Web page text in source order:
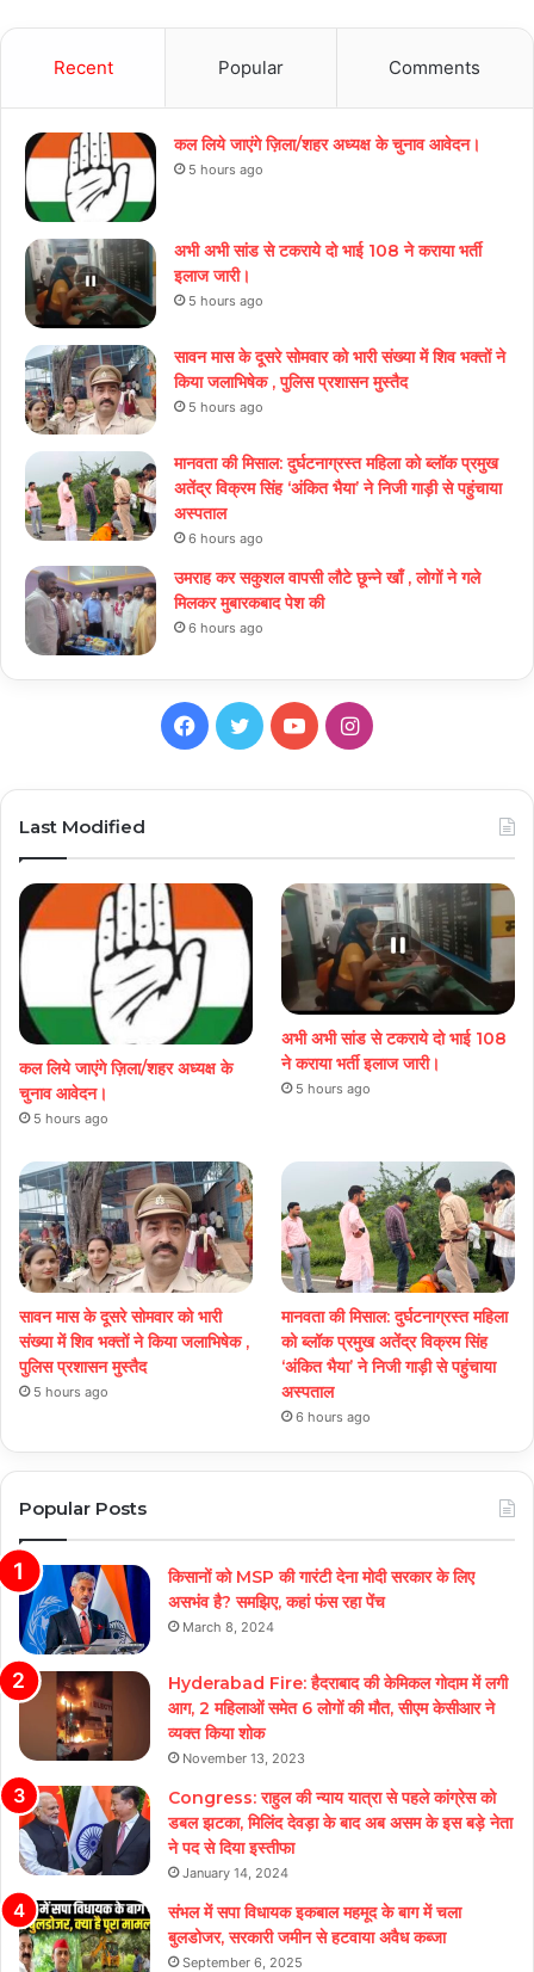
Recent Popular Comments
कल लिये जाएंगे ज़िला/शहर अध्यक्ष के चुनाव आवेदन।
5 hours ago
अभी अभी सांड से टकराये दो भाई 108 ने कराया भर्ती
इलाज जारी।
5 hours ago
सावन मास के दूसरे सोमवार को भारी संख्या में शिव भक्तों ने
किया जलाभिषेक , पुलिस प्रशासन मुस्तैद
5 hours ago
मानवता की मिसाल: दुर्घटनाग्रस्त महिला को ब्लॉक प्रमुख
अतेंद्र विक्रम सिंह ‘अंकित भैया’ ने निजी गाड़ी से पहुंचाया
अस्पताल
6 hours ago
उमराह कर सकुशल वापसी लौटे छून्ने खाँ , लोगों ने गले
मिलकर मुबारकबाद पेश की
6 hours ago
Facebook
TwitterYouTubeInstagram
Last Modified
कल लिये जाएंगे ज़िला/शहर अध्यक्ष के
चुनाव आवेदन।
5 hours ago
अभी अभी सांड से टकराये दो भाई 108
ने कराया भर्ती इलाज जारी।
5 hours ago
सावन मास के दूसरे सोमवार को भारी
संख्या में शिव भक्तों ने किया जलाभिषेक ,
पुलिस प्रशासन मुस्तैद
5 hours ago
मानवता की मिसाल: दुर्घटनाग्रस्त महिला
को ब्लॉक प्रमुख अतेंद्र विक्रम सिंह
‘अंकित भैया’ ने निजी गाड़ी से पहुंचाया
अस्पताल
6 hours ago
Popular Posts
किसानों को MSP की गारंटी देना मोदी सरकार के लिए
असभंव है? समझिए, कहां फंस रहा पेंच
March 8, 2024
Hyderabad Fire: हैदराबाद की केमिकल गोदाम में लगी
आग, 2 महिलाओं समेत 6 लोगों की मौत, सीएम केसीआर ने
व्यक्त किया शोक
November 13, 2023
Congress: राहुल की न्याय यात्रा से पहले कांग्रेस को
डबल झटका, मिलिंद देवड़ा के बाद अब असम के इस बड़े नेता
ने पद से दिया इस्तीफा
January 14, 2024
संभल में सपा विधायक इकबाल महमूद के बाग में चला
बुलडोजर, सरकारी जमीन से हटवाया अवैध कब्जा
September 6, 2025